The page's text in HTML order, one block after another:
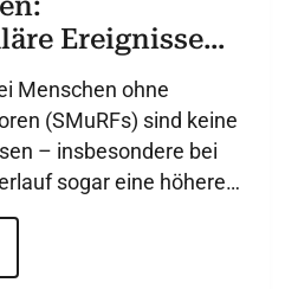
Ereignisse
trotz
Menschen ohne
(SMuRFs) sind keine
– insbesondere bei
sogar eine höhere
erschienene
less but inflamed“
ohne klassische